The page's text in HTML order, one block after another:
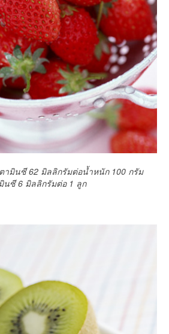
ามินซี 62 มิลลิกรัมต่อน้ำหนัก 100 กรัม
นซี 6 มิลลิกรัมต่อ 1 ลูก